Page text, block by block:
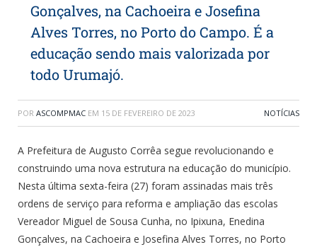
Gonçalves, na Cachoeira e Josefina
Alves Torres, no Porto do Campo. É a
educação sendo mais valorizada por
todo Urumajó.
POR ASCOMPMAC EM 15 DE FEVEREIRO DE 2023 NOTÍCIAS
A Prefeitura de Augusto Corrêa segue revolucionando e
construindo uma nova estrutura na educação do município.
Nesta última sexta-feira (27) foram assinadas mais três
ordens de serviço para reforma e ampliação das escolas
Vereador Miguel de Sousa Cunha, no Ipixuna, Enedina
Gonçalves, na Cachoeira e Josefina Alves Torres, no Porto